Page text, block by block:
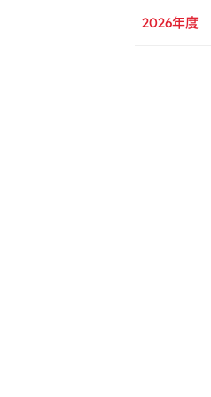
2026年度